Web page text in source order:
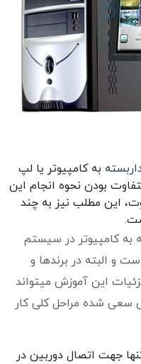
به کامپیوتر یا لپ
بودن نحوه انجام این
این مطلب نیز به چند
به کامپیوتر در سیستم
و البته در برندها و
این آموزش میتواند
سعی شده مراحل کلی کار
جهت اتصال دوربین در